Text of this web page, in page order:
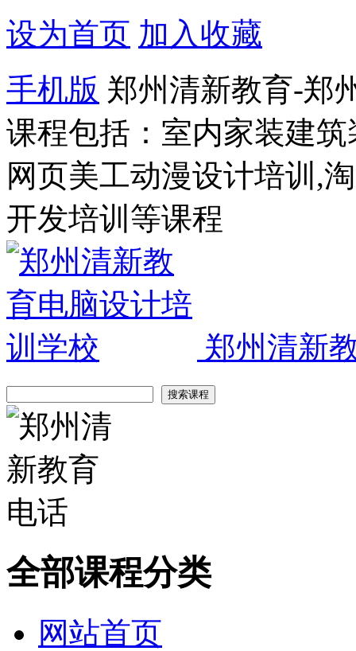
设为首页 加入收藏
手机版 郑州清新教育-郑
课程包括：室内家装建
网页美工动漫设计培训,
开发培训等课程
郑州清新
全部课程分类
网站首页